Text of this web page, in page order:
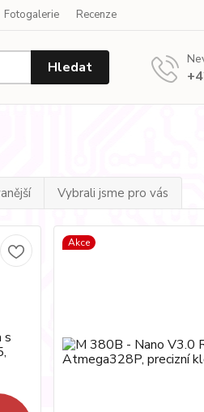
Fotogalerie Recenze
Hledat
Vybrali jsme pro vás
Akce